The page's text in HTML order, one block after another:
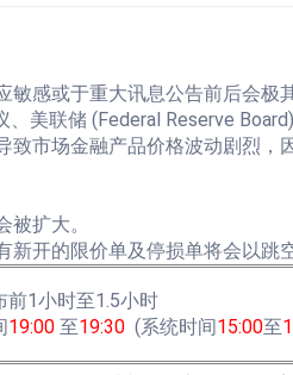
感或于重大讯息公告前后会极
、美联储 (Federal Reserve
致市场金融产品价格波动剧烈
扩大。
开的限价单及停损单将会以跳
前1小时至1.5小时
19:00 至19:30 (系统时间15:00至